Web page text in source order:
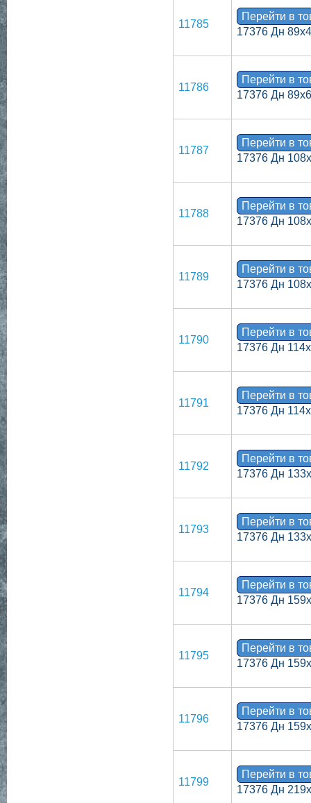
11785
Перейти в
17376 Дн 89х4
11786
Перейти в
17376 Дн 89х6
11787
Перейти в
17376 Дн
11788
Перейти в
17376 Дн
11789
Перейти в
17376 Дн
11790
Перейти в
17376 Дн
11791
Перейти в
17376 Дн
11792
Перейти в
17376 Дн
11793
Перейти в
17376 Дн
11794
Перейти в
17376 Дн
11795
Перейти в
17376 Дн
11796
Перейти в
17376 Дн
11799
Перейти в
17376 Дн